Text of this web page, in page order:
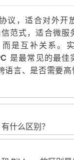
方法一样调远程
络传输。
议，适合对外开
是互补关系。
语言、是否需要高